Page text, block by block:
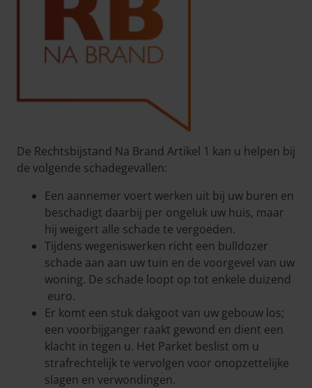
De Rechtsbijstand Na Brand Artikel 1 kan u helpen bij
de volgende schadegevallen:
Een aannemer voert werken uit bij uw buren en
beschadigt daarbij per ongeluk uw huis, maar
hij weigert alle schade te vergoeden.
Tijdens wegeniswerken richt een bulldozer
schade aan aan uw tuin en de voorgevel van uw
woning. De schade loopt op tot enkele duizend
euro.
Er komt een stuk dakgoot van uw gebouw los;
een voorbijganger raakt gewond en dient een
klacht in tegen u. Het Parket beslist om u
strafrechtelijk te vervolgen voor onopzettelijke
slagen en verwondingen.